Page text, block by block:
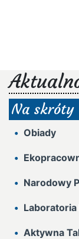
Na skróty
Obiady
Narodowy
Laboratoria
Aktywna